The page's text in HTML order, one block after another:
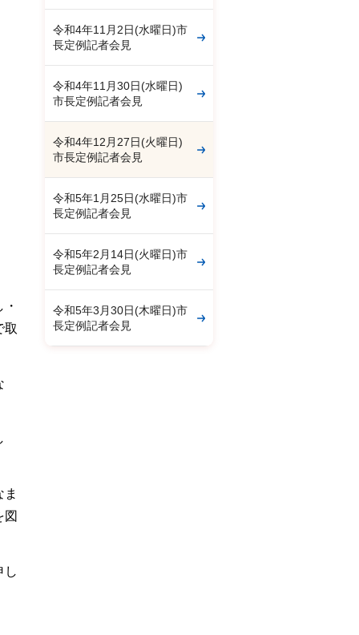
取
図
し
令和4年11月2日(水曜日)市
長定例記者会見
令和4年11月30日(水曜日)
市長定例記者会見
令和4年12月27日(火曜日)
市長定例記者会見
令和5年1月25日(水曜日)市
長定例記者会見
令和5年2月14日(火曜日)市
長定例記者会見
令和5年3月30日(木曜日)市
長定例記者会見